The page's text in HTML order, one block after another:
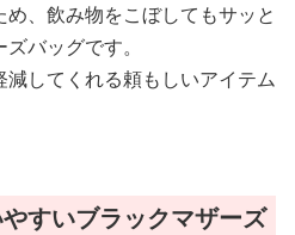
、飲み物をこぼしてもサッと
バッグです。
してくれる頼もしいアイテム
すいブラックマザーズ